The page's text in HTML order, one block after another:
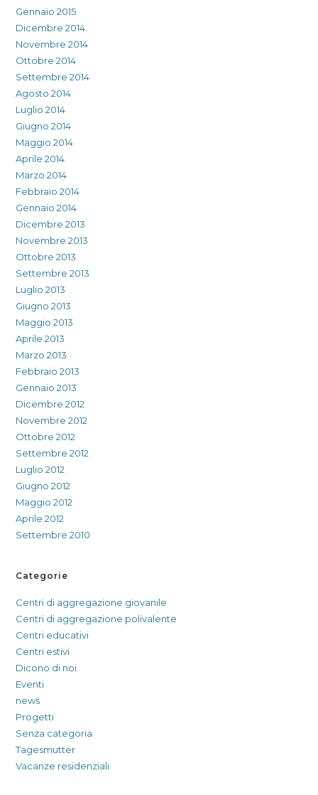
Gennaio 2015
Dicembre 2014
Novembre 2014
Ottobre 2014
Settembre 2014
Agosto 2014
Luglio 2014
Giugno 2014
Maggio 2014
Aprile 2014
Marzo 2014
Febbraio 2014
Gennaio 2014
Dicembre 2013
Novembre 2013
Ottobre 2013
Settembre 2013
Luglio 2013
Giugno 2013
Maggio 2013
Aprile 2013
Marzo 2013
Febbraio 2013
Gennaio 2013
Dicembre 2012
Novembre 2012
Ottobre 2012
Settembre 2012
Luglio 2012
Giugno 2012
Maggio 2012
Aprile 2012
Settembre 2010
Categorie
Centri di aggregazione giovanile
Centri di aggregazione polivalente
Centri educativi
Centri estivi
Dicono di noi
Eventi
news
Progetti
Senza categoria
Tagesmutter
Vacanze residenziali